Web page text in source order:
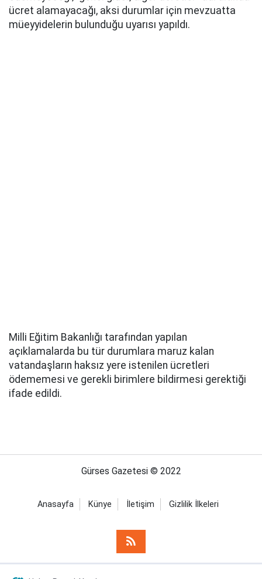
ücret alamayacağı, aksi durumlar için mevzuatta
müeyyidelerin bulunduğu uyarısı yapıldı.
Milli Eğitim Bakanlığı tarafından yapılan
açıklamalarda bu tür durumlara maruz kalan
vatandaşların haksız yere istenilen ücretleri
ödememesi ve gerekli birimlere bildirmesi gerektiği
ifade edildi.
Gürses Gazetesi © 2022
Anasayfa Künye İletişim Gizlilik İlkeleri